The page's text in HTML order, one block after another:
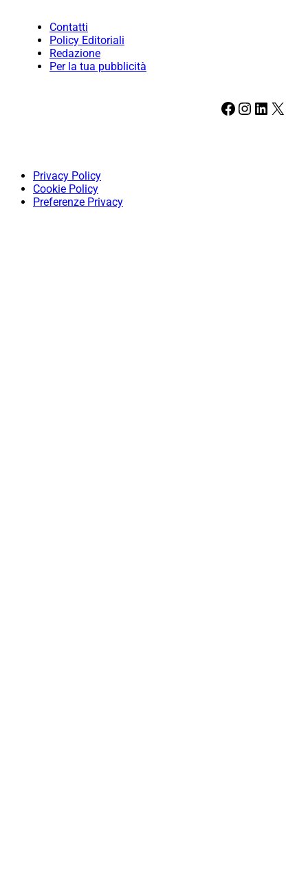
Contatti
Policy Editoriali
Redazione
Per la tua pubblicità
Facebook Instagram LinkedIn X
Privacy Policy
Cookie Policy
Preferenze Privacy